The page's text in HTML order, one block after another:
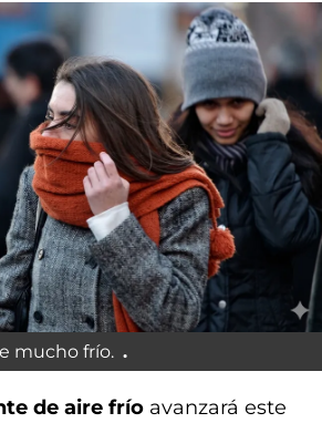
mucho frío.
de aire frío avanzará este